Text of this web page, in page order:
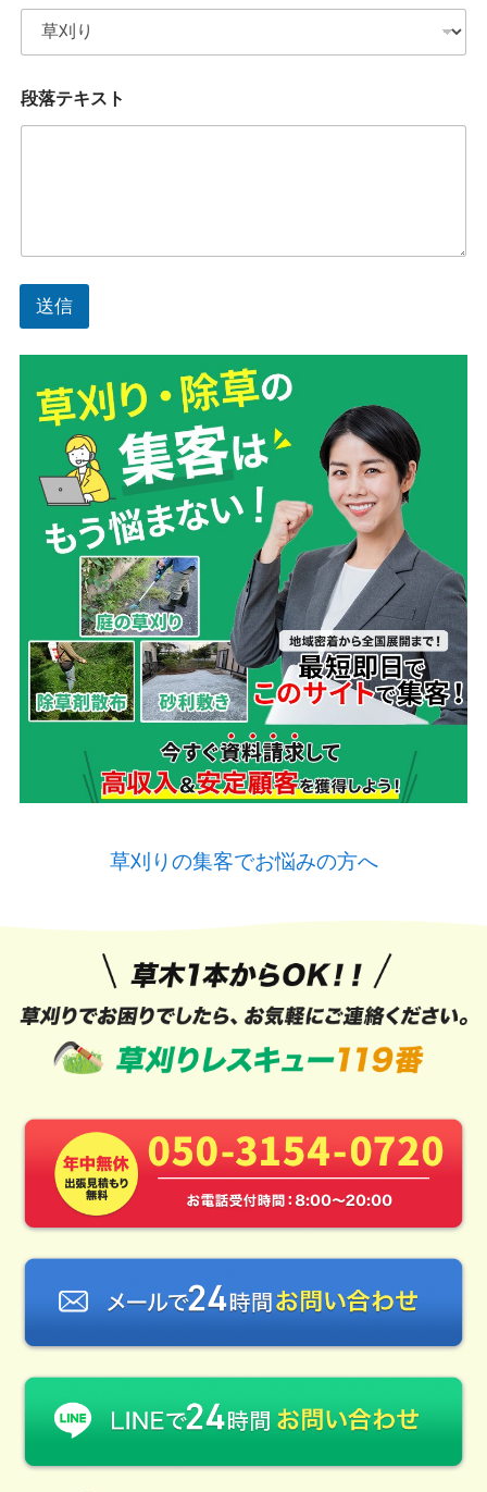
落
テ
プ
ダ
ウ
ン
段落テキスト
送信
草刈りの集客でお悩みの方へ